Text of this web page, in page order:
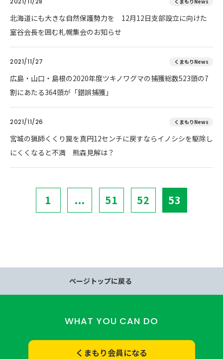
北海道にも大きな自然保護勢力を 12月12日支部設立に向けた
室谷会長を囲む札幌集会のお知らせ
2021/11/27 くまもりNews
広島・山口・島根の2020年度ツキノワグマの捕獲総数523頭の7
割にあたる364頭が「錯誤捕獲」
2021/11/26 くまもりNews
宮城の猟師くくり罠を真円12センチに戻すならイノシシを駆除し
にくくなると不満 熊森見解は？
1 ... 51 52 53
ページトップに戻る
WHAT YOU CAN DO
くまもり会員になる